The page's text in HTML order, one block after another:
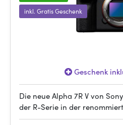
inkl. Gratis Geschenk
Geschenk
Die neue Alpha 7R V von
der R-Serie in der